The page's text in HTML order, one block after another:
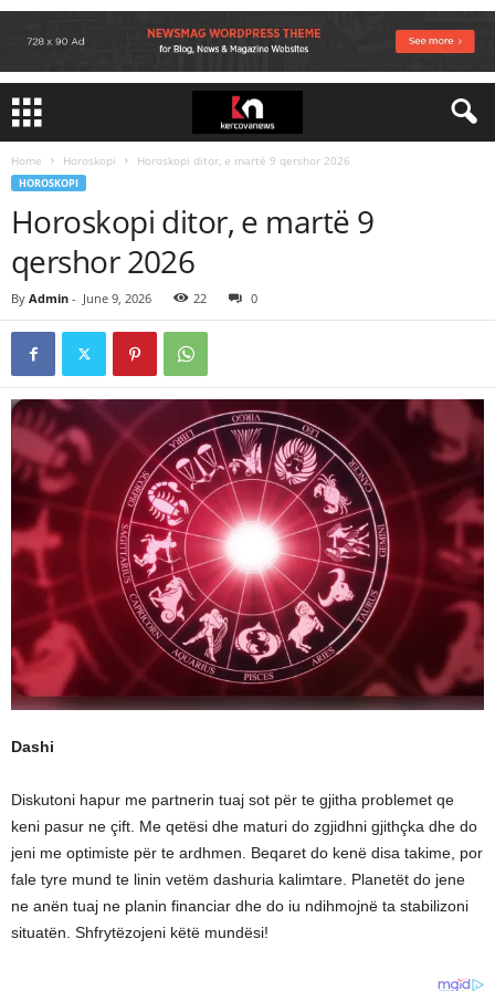
Home Horoskopi Horoskopi ditor, e martë 9 qershor 2026
HOROSKOPI
Horoskopi ditor, e martë 9
qershor 2026
By Admin - June 9, 2026 22 0
Dashi
Diskutoni hapur me partnerin tuaj sot për te gjitha problemet qe
keni pasur ne çift. Me qetësi dhe maturi do zgjidhni gjithçka dhe do
jeni me optimiste për te ardhmen. Beqaret do kenë disa takime, por
fale tyre mund te linin vetëm dashuria kalimtare. Planetët do jene
ne anën tuaj ne planin financiar dhe do iu ndihmojnë ta stabilizoni
situatën. Shfrytëzojeni këtë mundësi!